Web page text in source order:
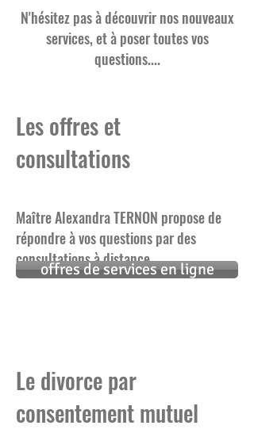
N'hésitez pas à découvrir nos nouveaux
services, et à poser toutes vos
questions....
Les offres et
consultations
Maître Alexandra TERNON propose de
répondre à vos questions par des
consultations à distance...
Le divorce par
consentement mutuel
offres de services en ligne